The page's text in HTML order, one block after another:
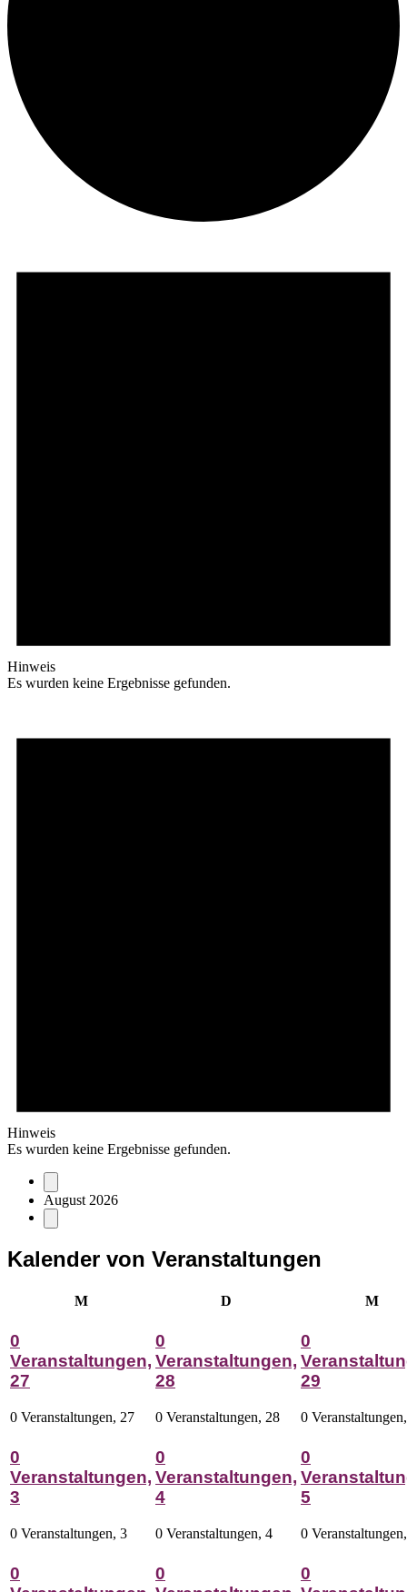
Hinweis
Es wurden keine Ergebnisse gefunden.
Hinweis
Es wurden keine Ergebnisse gefunden.
August 2026
Kalender von Veranstaltungen
MMontag D M
0
Veranstaltungen,
27
0 Veranstaltungen, 27
0
Veranstaltungen,
28
0 Veranstaltungen, 28
0
29
0
0
Veranstaltungen,
3
0 Veranstaltungen, 3
0
Veranstaltungen,
4
0 Veranstaltungen, 4
0
5
0
0
0
0